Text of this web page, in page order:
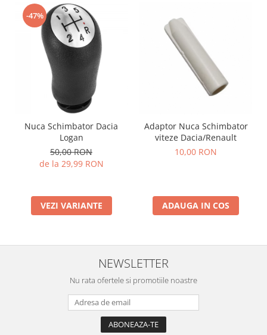
-47%
Nuca Schimbator Dacia
Logan
50,00 RON
de la 29,99 RON
VEZI VARIANTE
Adaptor Nuca Schimbator
viteze Dacia/Renault
10,00 RON
ADAUGA IN COS
NEWSLETTER
Nu rata ofertele si promotiile noastre